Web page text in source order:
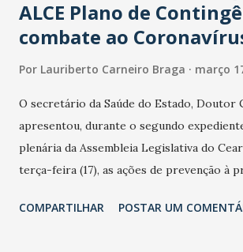
ALCE Plano de
combate ao
Por Lauriberto Carneiro Braga março
O secretário da Saúde do Estado, Doutor
apresentou, durante o segundo
plenária da Assembleia Legislativa do
terça-feira (17), as ações de prevenção à
adotadas pelo Governo do Estado na
COMPARTILHAR POSTAR UM